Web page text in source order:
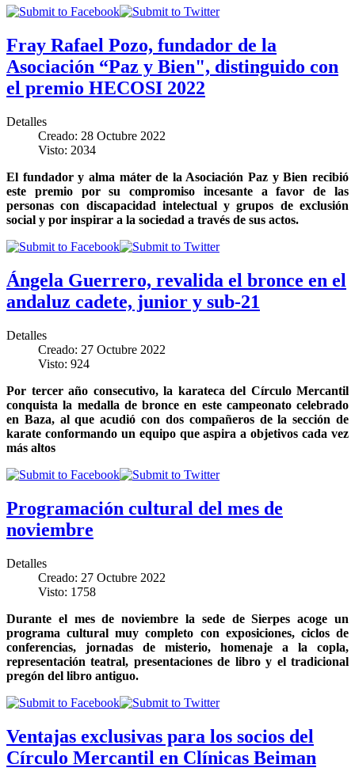
Fray Rafael Pozo, fundador de la
Asociación “Paz y Bien", distinguido con
el premio HECOSI 2022
Detalles
Creado: 28 Octubre 2022
Visto: 2034
El fundador y alma máter de la Asociación Paz y Bien recibió
este premio por su compromiso incesante a favor de las
personas con discapacidad intelectual y grupos de exclusión
social y por inspirar a la sociedad a través de sus actos.
Ángela Guerrero, revalida el bronce en el
andaluz cadete, junior y sub-21
Detalles
Creado: 27 Octubre 2022
Visto: 924
Por tercer año consecutivo, la karateca del Círculo Mercantil
conquista la medalla de bronce en este campeonato celebrado
en Baza, al que acudió con dos compañeros de la sección de
karate conformando un equipo que aspira a objetivos cada vez
más altos
Programación cultural del mes de
noviembre
Detalles
Creado: 27 Octubre 2022
Visto: 1758
Durante el mes de noviembre la sede de Sierpes acoge un
programa cultural muy completo con exposiciones, ciclos de
conferencias, jornadas de misterio, homenaje a la copla,
representación teatral, presentaciones de libro y el tradicional
pregón del libro antiguo.
Ventajas exclusivas para los socios del
Círculo Mercantil en Clínicas Beiman